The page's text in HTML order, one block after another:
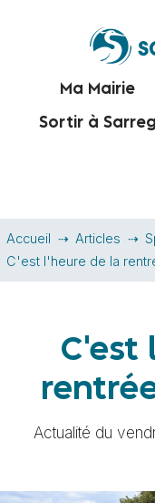
Ma Mairie
Sortir à
Accueil Articles
C'est l'heure de la
C'est
Actualité du